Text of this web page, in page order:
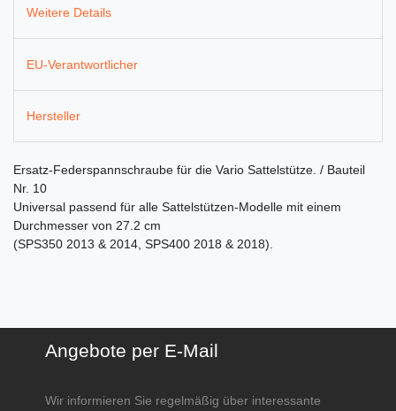
Weitere Details
EU-Verantwortlicher
Hersteller
Ersatz-Federspannschraube für die Vario Sattelstütze. / Bauteil
Nr. 10
Universal passend für alle Sattelstützen-Modelle mit einem
Durchmesser von 27.2 cm
(SPS350 2013 & 2014, SPS400 2018 & 2018).
Angebote per E-Mail
Wir informieren Sie regelmäßig über interessante